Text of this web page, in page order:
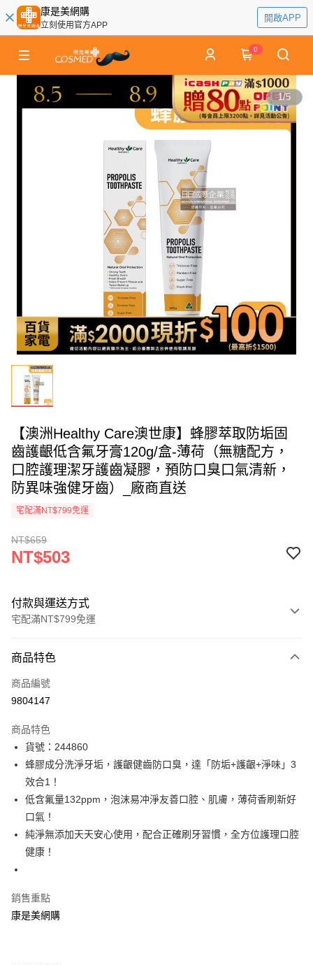
康是美網購
立刻使用官方APP
開啟APP
0
1/5
【澳洲Healthy Care澳世康】蜂膠萃取防垢固
齒護齦低含氟牙膏120g/盒-薄荷（無糖配方，
口腔護理潔牙護齒凝膠，預防口臭口氣清新，
防異味強健牙齒）_廠商直送
宅配滿NT$799免運
NT$659
NT$503
付款與運送方式
宅配滿NT$799免運
icash Pay
信用卡一次付款
LINE Pay
Apple Pay
街口支付
悠遊付
Google Pay
宅配-下單後3-5個工作天配送(不含預購品)，箱購品分箱出貨
每筆NT$100，滿NT$799(含以上)免運費
商品特色
商品編號
9804147
商品特色
貨號：244860
蜂膠成分洗淨牙垢，護齦健齒防口臭，達「防垢+護齦+淨味」3
效合1！
低含氟量132ppm，泡沫易冲淨友善口腔、肌膚，薄荷香刷新好
口氣！
純淨無添加天天安心使用，配合正確刷牙習慣，全方位護理口腔
健康！
銷售重點
康是美網購